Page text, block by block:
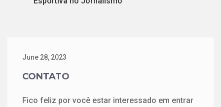
June 28, 2023
CONTATO
Fico feliz por você estar interessado em entrar